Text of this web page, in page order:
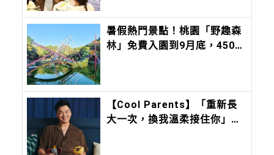
暑假熱門景點！桃園「野趣森
林」免費入園到9月底，450
【Cool Parents】「重新長
大一次，換我溫柔接住你」甜